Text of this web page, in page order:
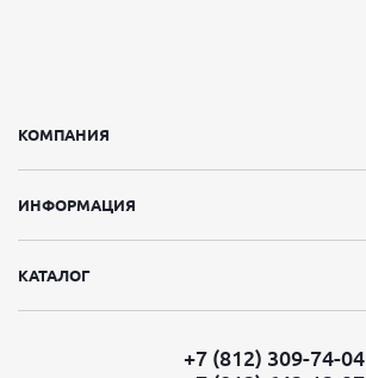
КОМПАНИЯ
ИНФОРМАЦИЯ
КАТАЛОГ
+7 (812) 309-74-04